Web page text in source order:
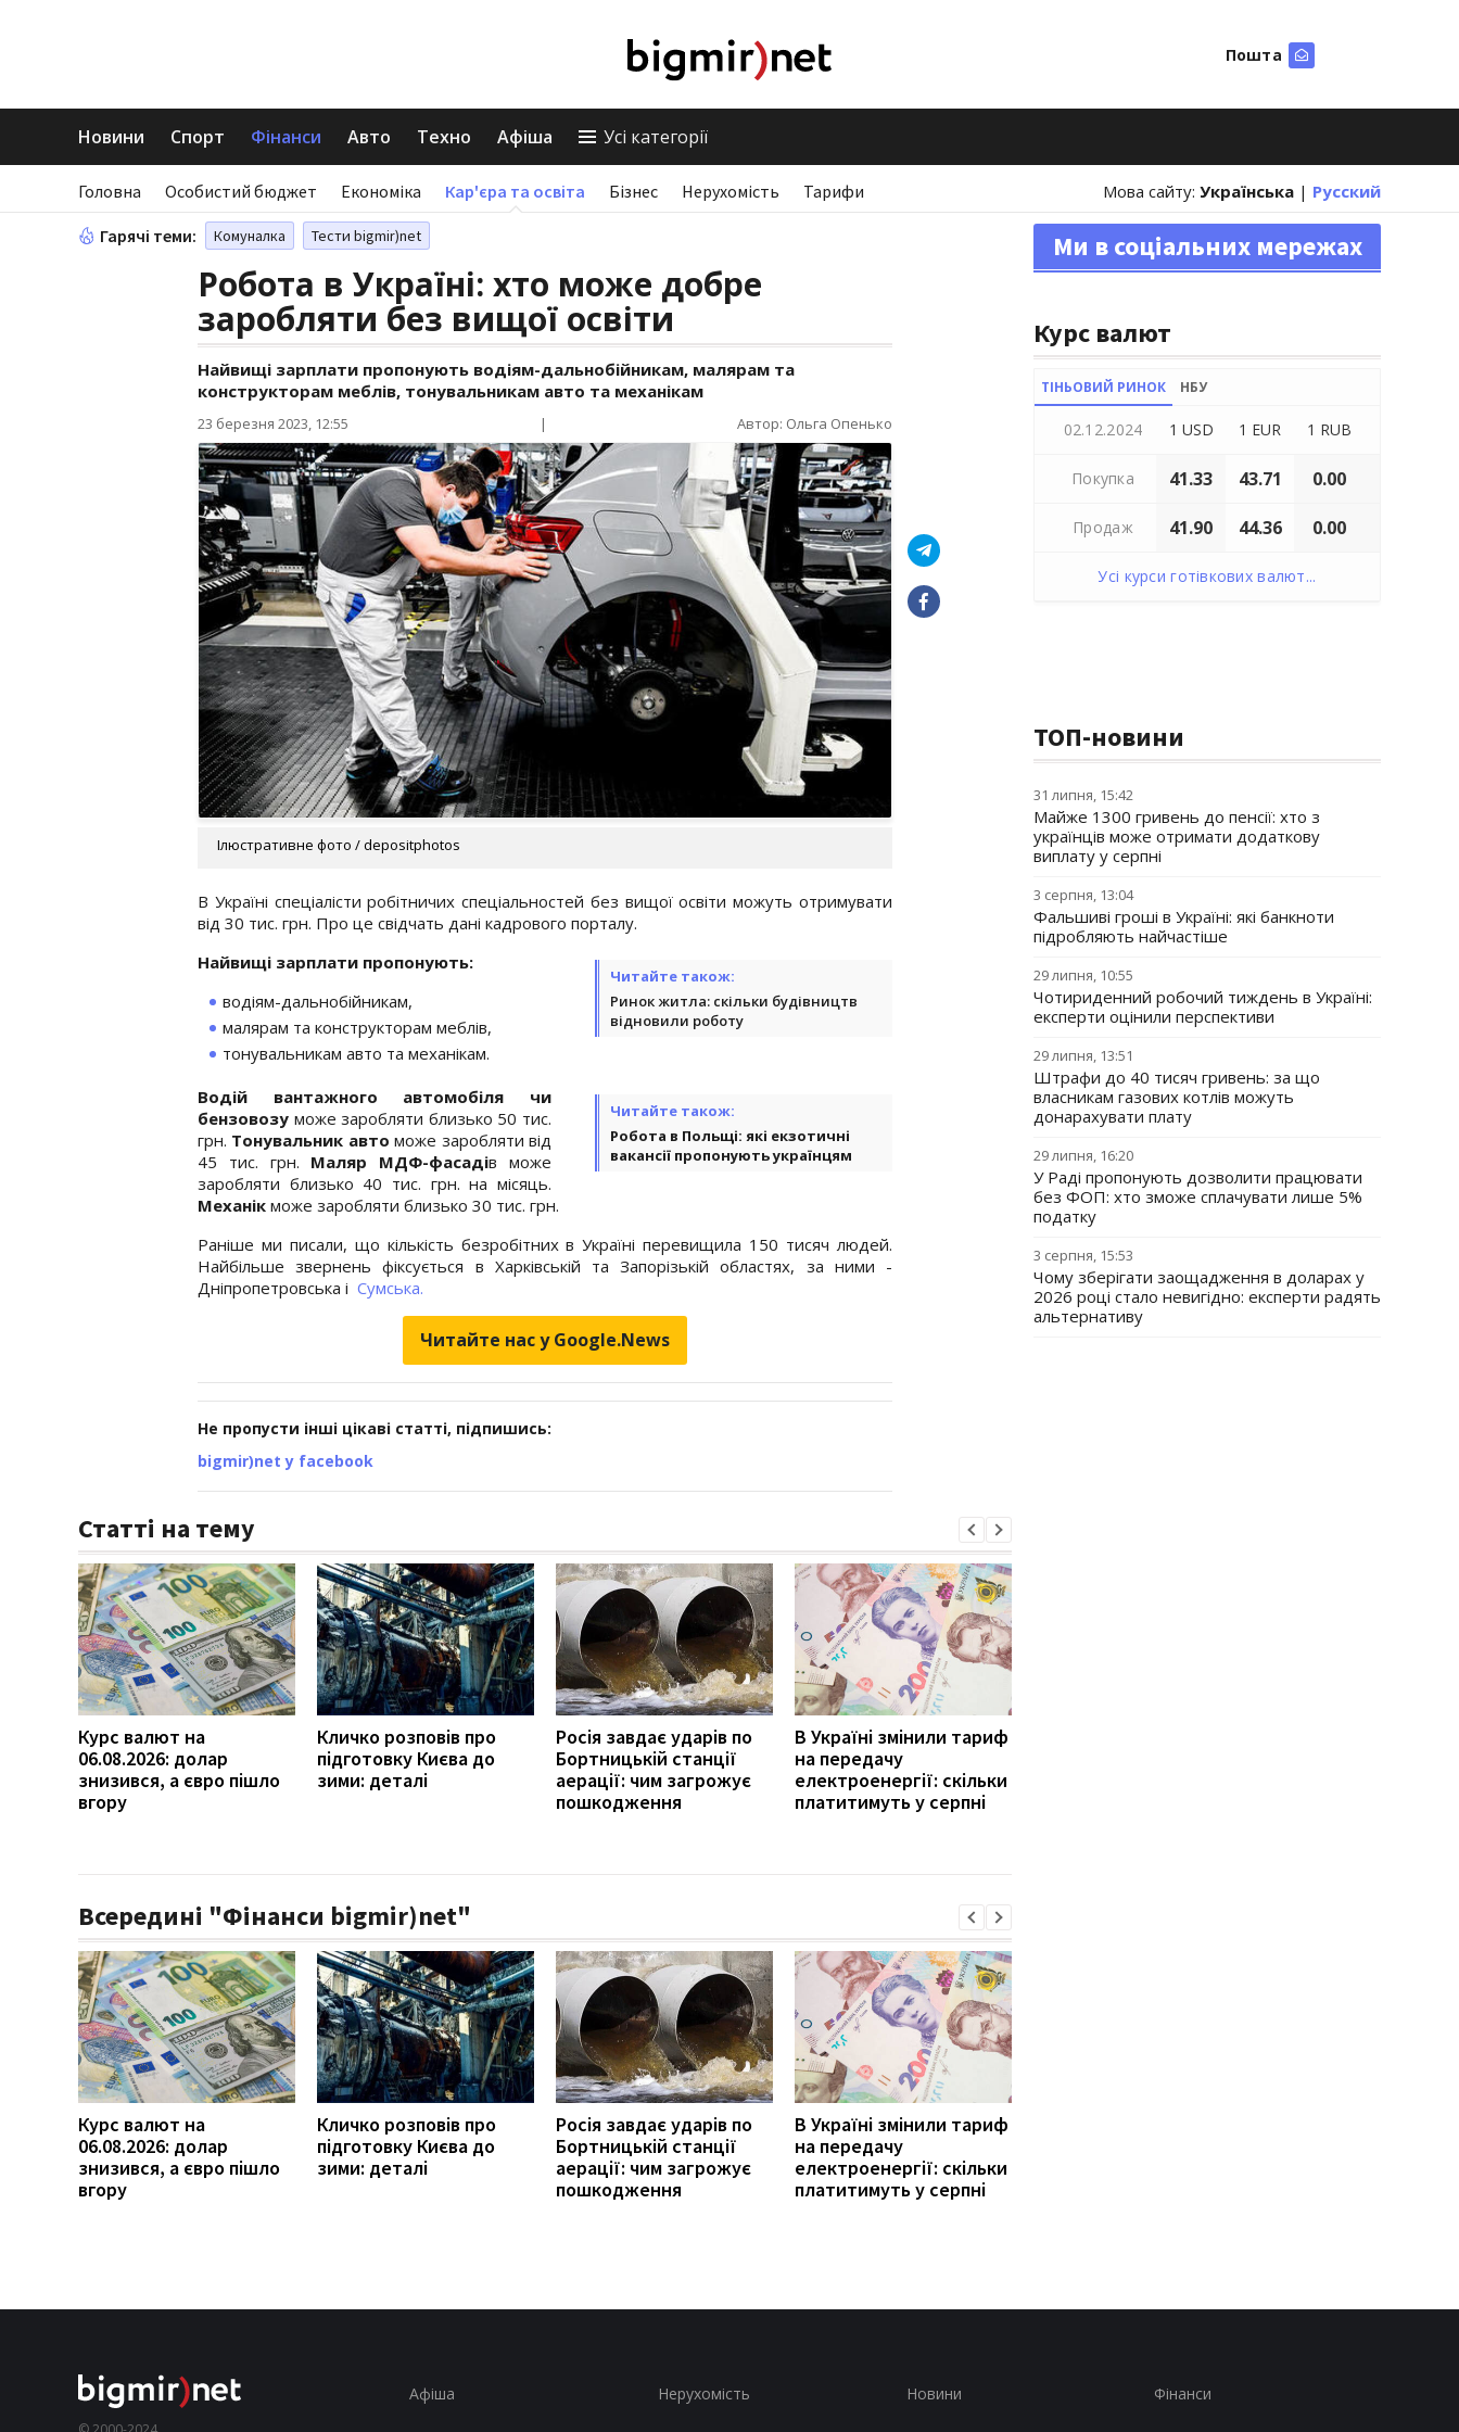
Пошта
Новини Спорт Фінанси Авто Техно Афіша Усі категорії
Головна Особистий бюджет Економіка Кар'єра та освіта Бізнес Нерухомість Тарифи Мова сайту: Українська | Русский
Гарячі теми: Комуналка Тести bigmir)net
Робота в Україні: хто може добре
заробляти без вищої освіти
Найвищі зарплати пропонують водіям-дальнобійникам, малярам та
конструкторам меблів, тонувальникам авто та механікам
23 березня 2023, 12:55 | Автор: Ольга Опенько
Ілюстративне фото / depositphotos
В Україні спеціалісти робітничих спеціальностей без вищої освіти можуть отримувати
від 30 тис. грн. Про це свідчать дані кадрового порталу.
Читайте також:
Ринок житла: скільки будівництв
відновили роботу
Найвищі зарплати пропонують:
водіям-дальнобійникам,
малярам та конструкторам меблів,
тонувальникам авто та механікам.
Читайте також:
Робота в Польщі: які екзотичні
вакансії пропонують українцям
Водій вантажного автомобіля чи
бензовозу може заробляти близько 50 тис.
грн. Тонувальник авто може заробляти від
45 тис. грн. Маляр МДФ-фасадів може
заробляти близько 40 тис. грн. на місяць.
Механік може заробляти близько 30 тис. грн.
Раніше ми писали, що кількість безробітних в Україні перевищила 150 тисяч людей.
Найбільше звернень фіксується в Харківській та Запорізькій областях, за ними -
Дніпропетровська і Сумська.
Читайте нас у Google.News
Не пропусти інші цікаві статті, підпишись:
bigmir)net у facebook
Статті на тему
Курс валют на
06.08.2026: долар
знизився, а євро пішло
вгору
Кличко розповів про
підготовку Києва до
зими: деталі
Росія завдає ударів по
Бортницькій станції
аерації: чим загрожує
пошкодження
В Україні змінили тариф
на передачу
електроенергії: скільки
платитимуть у серпні
Всередині "Фінанси bigmir)net"
Курс валют на
06.08.2026: долар
знизився, а євро пішло
вгору
Кличко розповів про
підготовку Києва до
зими: деталі
Росія завдає ударів по
Бортницькій станції
аерації: чим загрожує
пошкодження
В Україні змінили тариф
на передачу
електроенергії: скільки
платитимуть у серпні
Ми в соціальних мережах
Курс валют
ТІНЬОВИЙ РИНОК НБУ
02.12.2024 1 USD 1 EUR 1 RUB
Покупка 41.33 43.71 0.00
Продаж 41.90 44.36 0.00
Усі курси готівкових валют...
ТОП-новини
31 липня, 15:42
Майже 1300 гривень до пенсії: хто з
українців може отримати додаткову
виплату у серпні
3 серпня, 13:04
Фальшиві гроші в Україні: які банкноти
підробляють найчастіше
29 липня, 10:55
Чотириденний робочий тиждень в Україні:
експерти оцінили перспективи
29 липня, 13:51
Штрафи до 40 тисяч гривень: за що
власникам газових котлів можуть
донарахувати плату
29 липня, 16:20
У Раді пропонують дозволити працювати
без ФОП: хто зможе сплачувати лише 5%
податку
3 серпня, 15:53
Чому зберігати заощадження в доларах у
2026 році стало невигідно: експерти радять
альтернативу
Афіша Нерухомість Новини Фінанси